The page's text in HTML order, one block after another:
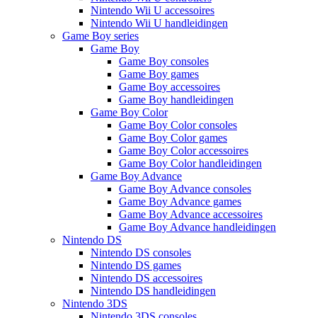
Nintendo Wii U accessoires
Nintendo Wii U handleidingen
Game Boy series
Game Boy
Game Boy consoles
Game Boy games
Game Boy accessoires
Game Boy handleidingen
Game Boy Color
Game Boy Color consoles
Game Boy Color games
Game Boy Color accessoires
Game Boy Color handleidingen
Game Boy Advance
Game Boy Advance consoles
Game Boy Advance games
Game Boy Advance accessoires
Game Boy Advance handleidingen
Nintendo DS
Nintendo DS consoles
Nintendo DS games
Nintendo DS accessoires
Nintendo DS handleidingen
Nintendo 3DS